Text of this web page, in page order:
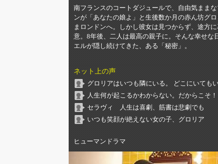
南フランスのコートダジュールで、自由気まま
ンが「あなたの娘よ」と生後数か月の赤ん坊グ
まロンドンへ。しかし彼女は見つからず、途方
意。8年後、二人は最高の親子に。そんな幸せ
エルが隠し続けてきた、ある「秘密」。
ネット上の声
グロリアはいつも隣にいる。 どこにいても
人生何が起こるかわからない。だからこそ！
セラヴィ 人生は喜劇、筋書は悲劇でも
いつも笑顔が絶えない女の子、グロリア
ヒューマンドラマ